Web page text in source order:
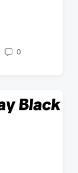
评
0